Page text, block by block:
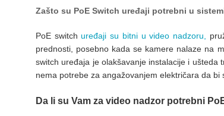
Zašto su PoE Switch uređaji potrebni u
PoE switchuređaji su bitni u video nadzoru,
prednosti, posebno kada se kamere nalaze na
switch uređaja je olakšavanje instalacije i
nema potrebe za angažovanjem električara da
Da li su Vam za video nadzor potrebni